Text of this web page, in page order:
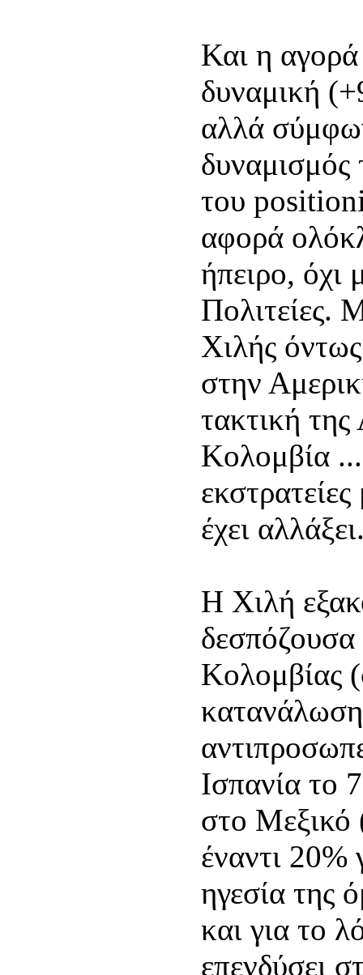
Και η
δυναμική
αλλά
δυναμισμός
του
αφορά
ήπειρο, όχι
Πολιτείες.
Χιλής
στην
τακτική
Κολομβία ...
έχει
Η Χιλή
δεσπόζουσα
Κολομβίας
Ισπανία το
στο Μεξικό
έναντι 20%
ηγεσία της
και για το
επενδύσει